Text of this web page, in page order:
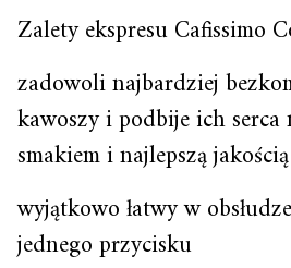
Zalety ekspresu Cafissimo
zadowoli najbardziej
kawoszy i podbije ich
smakiem i najlepszą
wyjątkowo łatwy w
jednego przycisku